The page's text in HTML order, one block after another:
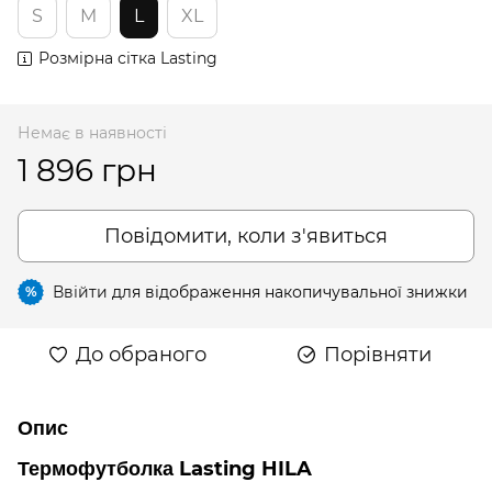
S
M L XL
Розмірна сітка Lasting
Немає в наявності
1 896 грн
Повідомити, коли з'явиться
% Ввійти для відображення накопичувальної знижки
До обраного Порівняти
Опис
Термофутболка Lasting HILA